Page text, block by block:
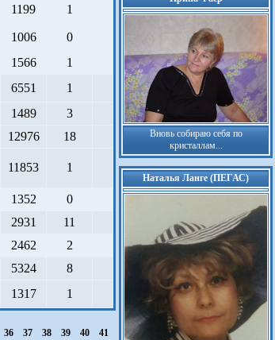
1199 1
1006 0
1566 1
6551 1
1489 3
12976 18
11853 1
1352 0
2931 11
2462 2
5324 8
1317 1
36 37 38 39 40
41
Вновь собираю себя по
кристаллам...
Наталья Ланге (ПЕГАС)